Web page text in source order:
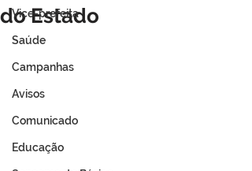
Vice-prefeita
Saúde
Campanhas
Avisos
Comunicado
Educação
do Estado